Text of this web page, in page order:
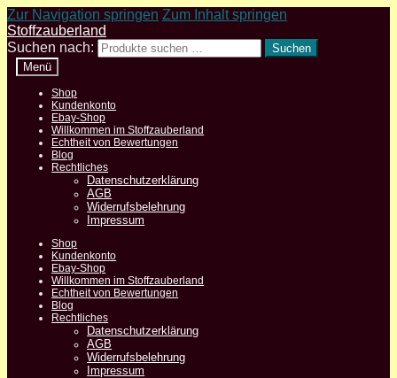
Zur Navigation springen Zum Inhalt springen
Stoffzauberland
Suchen nach:
Suchen
Menü
Shop
Kundenkonto
Ebay-Shop
Willkommen im Stoffzauberland
Echtheit von Bewertungen
Blog
Rechtliches
Datenschutzerklärung
AGB
Widerrufsbelehrung
Impressum
Shop
Kundenkonto
Ebay-Shop
Willkommen im Stoffzauberland
Echtheit von Bewertungen
Blog
Rechtliches
Datenschutzerklärung
AGB
Widerrufsbelehrung
Impressum